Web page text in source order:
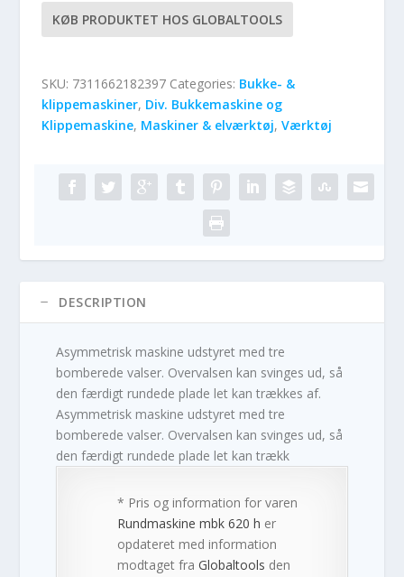
KØB PRODUKTET HOS GLOBALTOOLS
SKU: 7311662182397 Categories: Bukke- &
klippemaskiner, Div. Bukkemaskine og
Klippemaskine, Maskiner & elværktøj,Værktøj
DESCRIPTION
Asymmetrisk maskine udstyret med tre
bomberede valser. Overvalsen kan svinges ud, så
den færdigt rundede plade let kan trækkes af.
Asymmetrisk maskine udstyret med tre
bomberede valser. Overvalsen kan svinges ud, så
den færdigt rundede plade let kan trækk
* Pris og information for varen
Rundmaskine mbk 620 h er
opdateret med information
modtaget fraGlobaltools den